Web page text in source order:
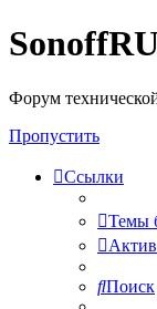
Форум
Пропустить
Ссылки
Темы
Поиск